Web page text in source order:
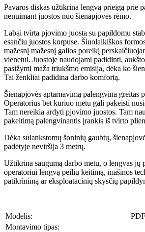
Pavaros diskas užtikrina lengvą prieigą prie
nenuimant juostos nuo šienapjovės rėmo.
Labai tvirta pjovimo juosta su papildomu
esančiu juostos korpuse. Šiuolaikiškos
mažesnį mažesnį galios poreikį
vienetui. Juostoje naudojami padidinti,
pasižymi maža triukšmo emisija, dėka ko
Tai ženkliai padidina darbo komfortą.
Šienapjovės aptarnavimą palengvina greitas
Operatorius bet kuriuo metu gali pakeisti
Tam nereikia ardyti pjovimo juostos. Tam
pakeitimą palengvinantis įrankis iš tvirto
Dėka sulankstomų šoninių gaubtų,
padėtyje neviršija 3 metrų.
Užtikrina saugumą darbo metu, o lengvas jų
operatoriui lengvą peilių keitimą, mašinos
patikrinimą ar eksploatacinių skysčių
Modelis:
Montavimo tipas: